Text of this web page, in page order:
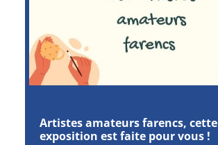
Artistes amateurs farencs, cette
exposition est faite pour vous !